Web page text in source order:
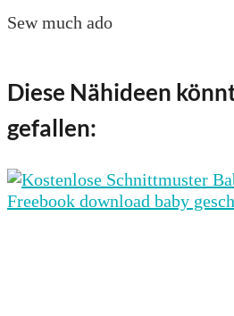
Sew much ado
Diese Nähideen
gefallen: